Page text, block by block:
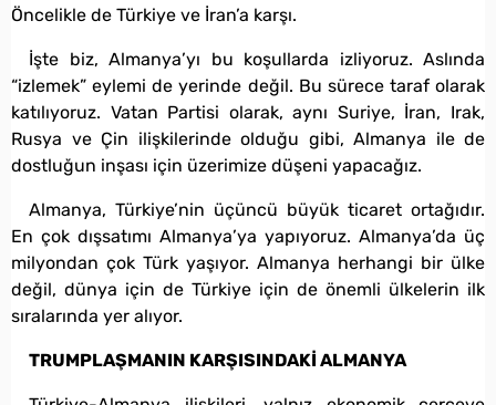
Öncelikle de Türkiye ve İran’a karşı.
İşte biz, Almanya’yı bu koşullarda izliyoruz. Aslında
“izlemek” eylemi de yerinde değil. Bu sürece taraf olarak
katılıyoruz. Vatan Partisi olarak, aynı Suriye, İran, Irak,
Rusya ve Çin ilişkilerinde olduğu gibi, Almanya ile de
dostluğun inşası için üzerimize düşeni yapacağız.
Almanya, Türkiye’nin üçüncü büyük ticaret ortağıdır.
En çok dışsatımı Almanya’ya yapıyoruz. Almanya’da üç
milyondan çok Türk yaşıyor. Almanya herhangi bir ülke
değil, dünya için de Türkiye için de önemli ülkelerin ilk
sıralarında yer alıyor.
TRUMPLAŞMANIN KARŞISINDAKİ ALMANYA